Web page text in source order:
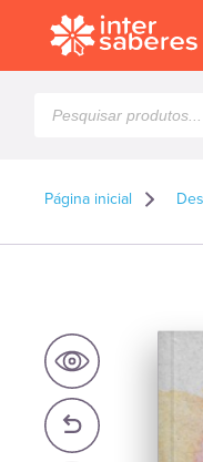
produtos
Página inicial